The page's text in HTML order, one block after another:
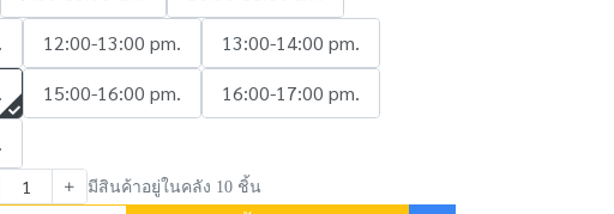
12:00-13:00 pm.
13:00-14:00 pm.
15:00-16:00 pm.
16:00-17:00 pm.
มีสินค้าอยู่ในคลัง 10 ชิ้น